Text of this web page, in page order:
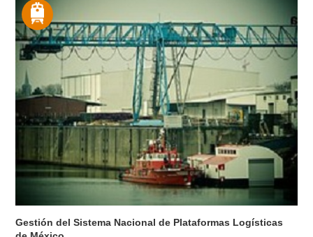
Gestión del Sistema Nacional de Plataformas Logísticas